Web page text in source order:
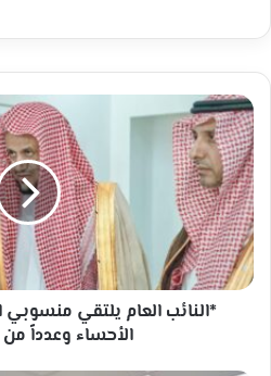
*النائب
العام
يلتقي
منسوبي
النيابة
العامة
بمحافظة
الأحساء
وعدداً
*النائب العام يلتقي منسوبي
الأحساء وعدداً من